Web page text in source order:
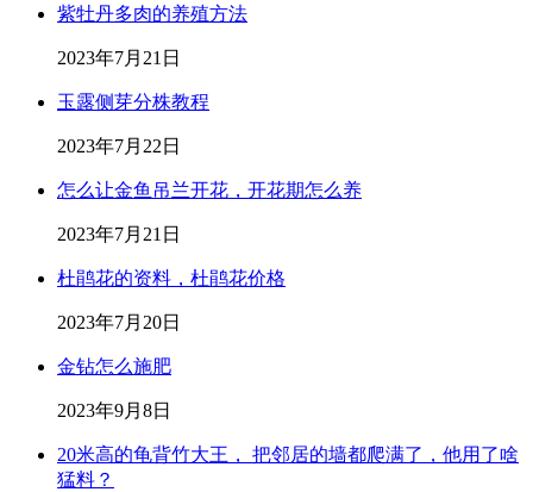
紫牡丹多肉的养殖方法
2023年7月21日
玉露侧芽分株教程
2023年7月22日
怎么让金鱼吊兰开花，开花期怎么养
2023年7月21日
杜鹃花的资料，杜鹃花价格
2023年7月20日
金钻怎么施肥
2023年9月8日
20米高的龟背竹大王， 把邻居的墙都爬满了，他用了啥
猛料？